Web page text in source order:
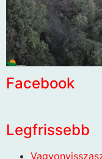
Facebook
Legfrissebb